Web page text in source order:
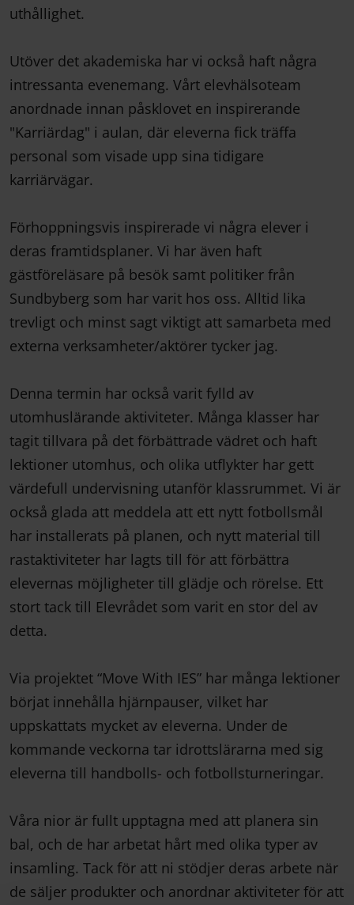
uthållighet.
Utöver det akademiska har vi också haft några
intressanta evenemang. Vårt elevhälsoteam
anordnade innan påsklovet en inspirerande
"Karriärdag" i aulan, där eleverna fick träffa
personal som visade upp sina tidigare
karriärvägar.
Förhoppningsvis inspirerade vi några elever i
deras framtidsplaner. Vi har även haft
gästföreläsare på besök samt politiker från
Sundbyberg som har varit hos oss. Alltid lika
trevligt och minst sagt viktigt att samarbeta med
externa verksamheter/aktörer tycker jag.
Denna termin har också varit fylld av
utomhuslärande aktiviteter. Många klasser har
tagit tillvara på det förbättrade vädret och haft
lektioner utomhus, och olika utflykter har gett
värdefull undervisning utanför klassrummet. Vi är
också glada att meddela att ett nytt fotbollsmål
har installerats på planen, och nytt material till
rastaktiviteter har lagts till för att förbättra
elevernas möjligheter till glädje och rörelse. Ett
stort tack till Elevrådet som varit en stor del av
detta.
Via projektet “Move With IES” har många lektioner
börjat innehålla hjärnpauser, vilket har
uppskattats mycket av eleverna. Under de
kommande veckorna tar idrottslärarna med sig
eleverna till handbolls- och fotbollsturneringar.
Våra nior är fullt upptagna med att planera sin
bal, och de har arbetat hårt med olika typer av
insamling. Tack för att ni stödjer deras arbete när
de säljer produkter och anordnar aktiviteter för att